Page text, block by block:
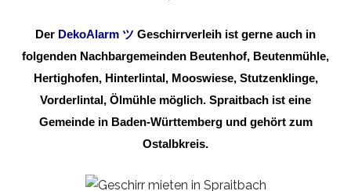
Der DekoAlarm ツ Geschirrverleih ist gerne auch in
folgenden Nachbargemeinden Beutenhof, Beutenmühle,
Hertighofen, Hinterlintal, Mooswiese, Stutzenklinge,
Vorderlintal, Ölmühle möglich. Spraitbach ist eine
Gemeinde in Baden-Württemberg und gehört zum
Ostalbkreis.